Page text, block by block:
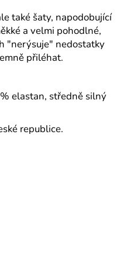
také šaty, napodobující
a velmi pohodlné,
"nerýsuje" nedostatky
přiléhat.
elastan, středně silný
republice.